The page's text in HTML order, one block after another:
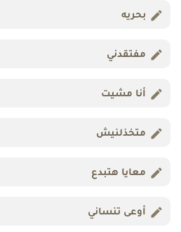
بحريه
مفتقدني
أنا مشيت
متخذلنيش
معايا هتبدع
أوعى تنساني